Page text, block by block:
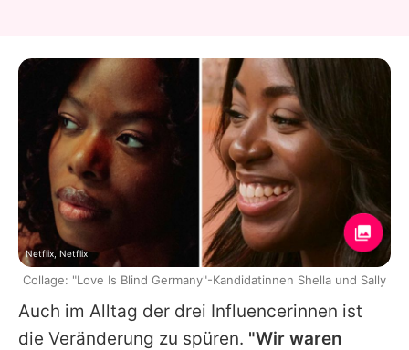
Auch im Alltag der drei Influencerinnen ist
die Veränderung zu spüren. "Wir waren
Netflix, Netflix
Collage: "Love Is Blind Germany"-Kandidatinnen Shella und Sally